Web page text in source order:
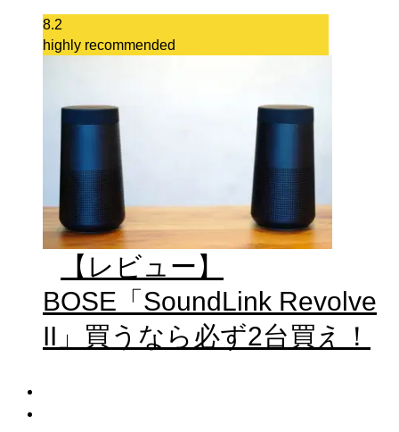
8.2
highly recommended
【レビュー】
BOSE「SoundLink Revolve
II」買うなら必ず2台買え！